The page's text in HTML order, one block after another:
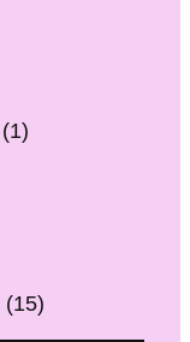
(1)
(15)